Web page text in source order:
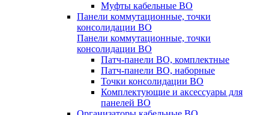
Муфты кабельные ВО
Панели коммутационные, точки
консолидации ВО
Панели коммутационные, точки
консолидации ВО
Патч-панели ВО, комплектные
Патч-панели ВО, наборные
Точки консолидации ВО
Комплектующие и аксессуары для
панелей ВО